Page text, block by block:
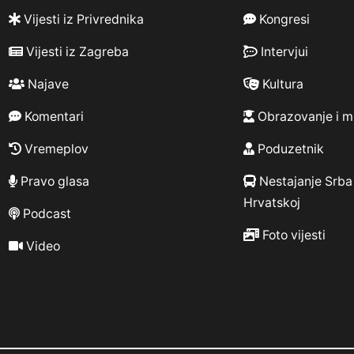
Vijesti iz Privrednika
Vijesti iz Zagreba
Najave
Komentari
Vremeplov
Pravo glasa
Podcast
Video
Kongresi
Intervjui
Kultura
Obrazovanje i
Poduzetnik
Nestajanje
Hrvatskoj
Foto vijesti